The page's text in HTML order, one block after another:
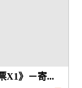
X1》－寄...